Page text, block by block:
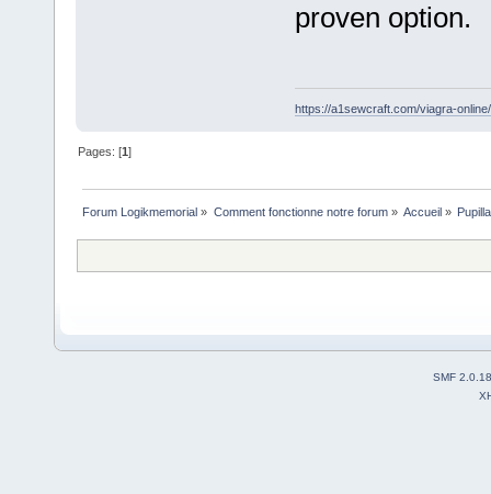
proven option.
https://a1sewcraft.com/viagra-online/
Pages: [1]
Forum Logikmemorial » Comment fonctionne notre forum» Accueil»
SMF 2.0.18